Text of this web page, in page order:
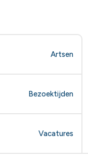
Artsen
Bezoektijden
Vacatures